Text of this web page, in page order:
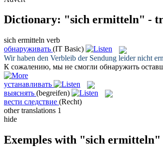
Dictionary: "sich ermitteln" -
sich ermitteln verb
обнаруживать (IT Basic)
Wir haben den Verbleib der Sendung leider nicht
К сожалению, мы не смогли обнаружить
устанавливать
выяснять (begreifen)
вести следствие (Recht)
other translations 1
hide
Exemples with "sich ermitteln"